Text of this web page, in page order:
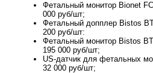
Фетальный монитор Bionet
000 руб/шт;
Фетальный допплер Bistos
200 руб/шт:
Фетальный монитор Bistos
195 000 руб/шт;
US-датчик для фетальных
32 000 руб/шт;